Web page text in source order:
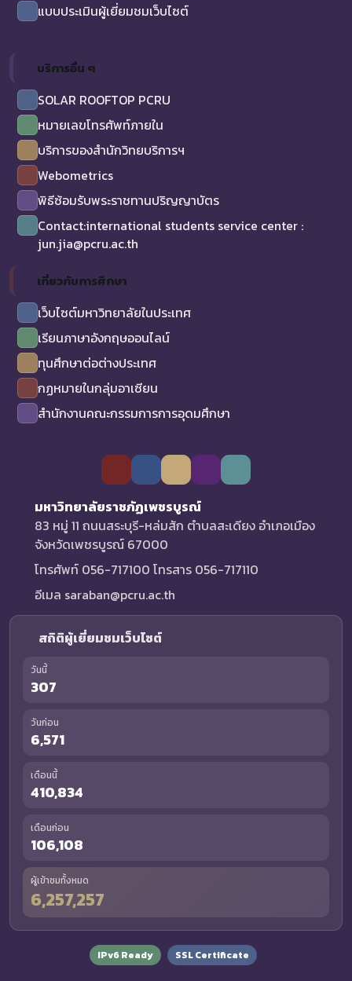
แบบประเมินผู้เยี่ยมชมเว็บไซต์
บริการอื่น ๆ
SOLAR ROOFTOP PCRU
หมายเลขโทรศัพท์ภายใน
บริการของสำนักวิทยบริการฯ
Webometrics
พิธีซ้อมรับพระราชทานปริญญาบัตร
Contact:international students service center :
jun.jia@pcru.ac.th
เกี่ยวกับการศึกษา
เว็บไซต์มหาวิทยาลัยในประเทศ
เรียนภาษาอังกฤษออนไลน์
ทุนศึกษาต่อต่างประเทศ
กฏหมายในกลุ่มอาเซียน
สำนักงานคณะกรรมการการอุดมศึกษา
มหาวิทยาลัยราชภัฏเพชรบูรณ์
83 หมู่ 11 ถนนสระบุรี-หล่มสัก ตำบลสะเดียง อำเภอเมือง
จังหวัดเพชรบูรณ์ 67000
โทรศัพท์ 056-717100 โทรสาร 056-717110
อีเมล saraban@pcru.ac.th
สถิติผู้เยี่ยมชมเว็บไซต์
วันนี้
307
วันก่อน
6,571
เดือนนี้
410,834
เดือนก่อน
106,108
ผู้เข้าชมทั้งหมด
6,257,257
IPv6 Ready SSL Certificate